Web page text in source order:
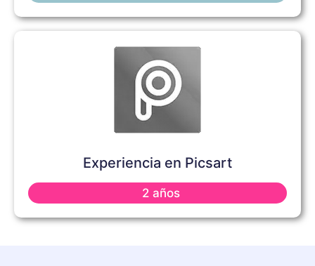
Experiencia en Picsart
2 años